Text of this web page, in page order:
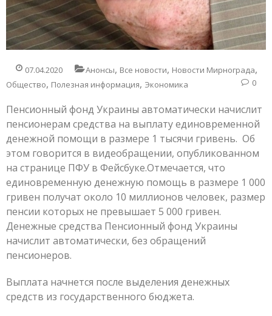
07.04.2020 Анонсы, Все новости, Новости Мирнограда,
Общество, Полезная информация, Экономика 0
Пенсионный фонд Украины автоматически начислит
пенсионерам средства на выплату единовременной
денежной помощи в размере 1 тысячи гривень. Об
этом говорится в видеобращении, опубликованном
на странице ПФУ в Фейсбуке.Отмечается, что
единовременную денежную помощь в размере 1 000
гривен получат около 10 миллионов человек, размер
пенсии которых не превышает 5 000 гривен.
Денежные средства Пенсионный фонд Украины
начислит автоматически, без обращений
пенсионеров.
Выплата начнется после выделения денежных
средств из государственного бюджета.